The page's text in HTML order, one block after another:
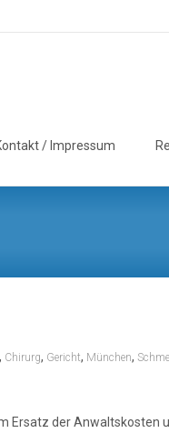
/ Impressum
, Chirurg, Gericht, München,
Ersatz der Anwaltskosten